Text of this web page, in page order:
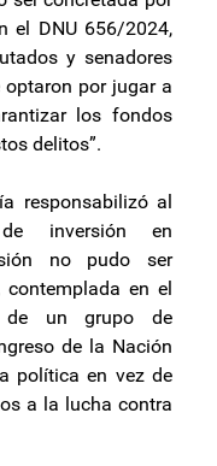
el DNU 656/2024,
y senadores
por jugar a
los fondos
delitos”.
responsabilizó al
inversión en
no pudo ser
en el
de un grupo de
de la Nación
política en vez de
a la lucha contra